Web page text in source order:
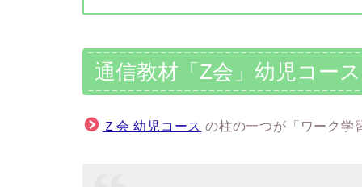
通信教材「Z会」幼児コー
Ｚ会 幼児コース の柱の一つが「ワーク学